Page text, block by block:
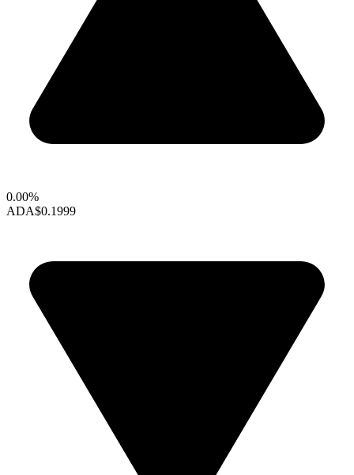
0.00%
ADA$0.1999